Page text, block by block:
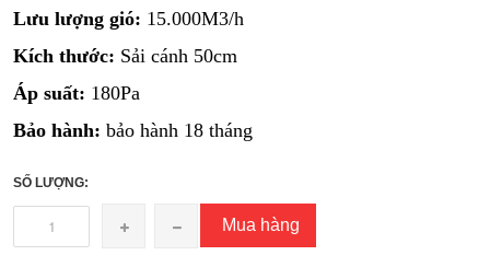
Lưu lượng gió: 15.000M3/h
Kích thước: Sải cánh 50cm
Áp suất: 180Pa
Bảo hành: bảo hành 18 tháng
SỐ LƯỢNG:
Mua hàng